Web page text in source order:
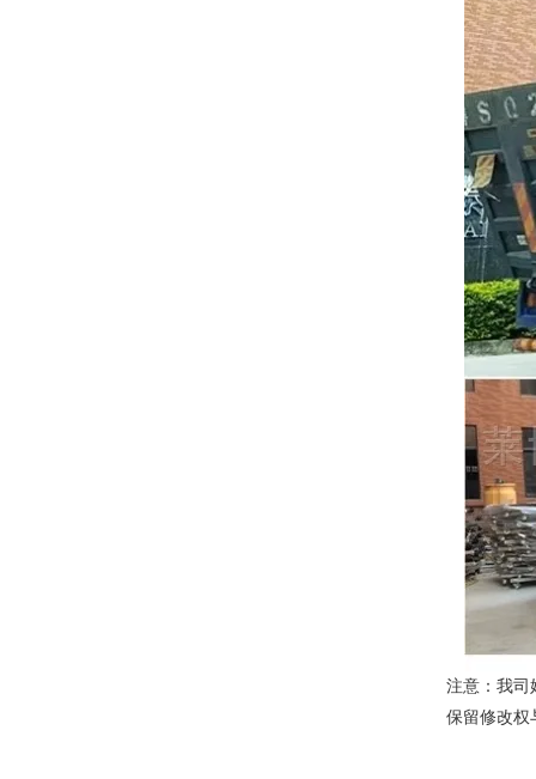
注意：我司
保留修改权